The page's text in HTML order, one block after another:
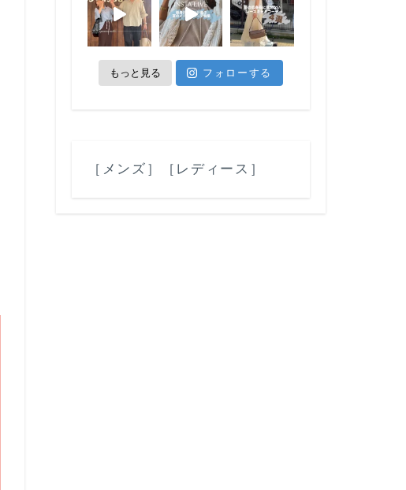
もっと見る フォローする
［メンズ］ ［レディース］